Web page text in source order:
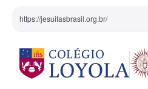
https://jesuitasbrasil.org.br/